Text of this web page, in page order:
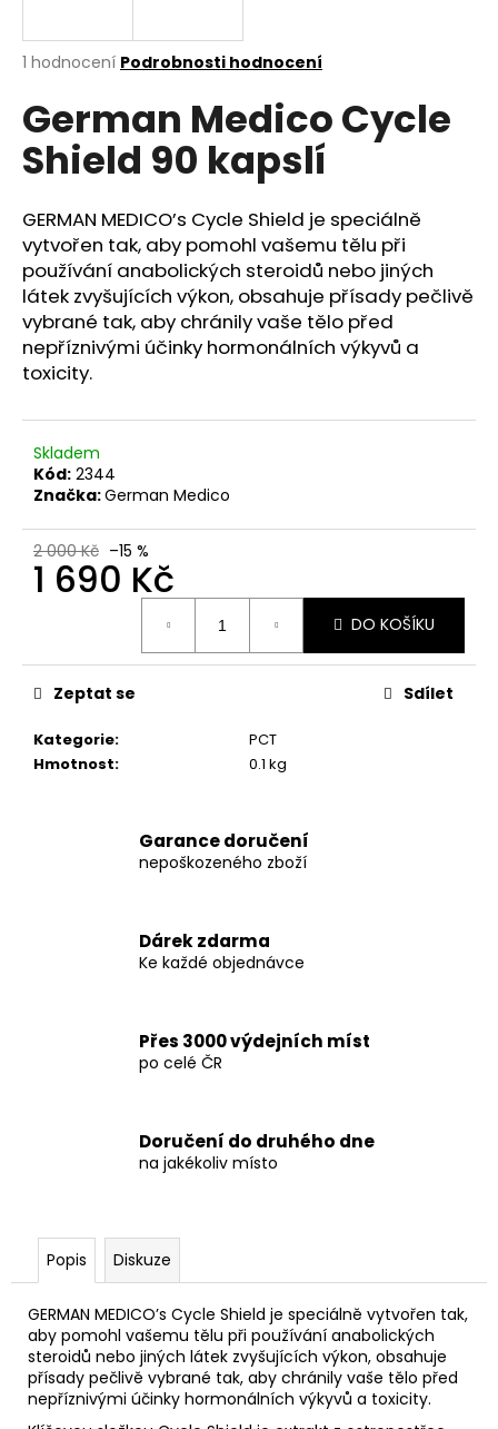
Průměrné
produktu
je
5,0
z
hvězdiček.
1 hodnocení Podrobnosti hodnocení
German Medico Cycle
Shield 90 kapslí
GERMAN MEDICO’s Cycle Shield je speciálně
vytvořen tak, aby pomohl vašemu tělu při
používání anabolických steroidů nebo jiných
látek zvyšujících výkon, obsahuje přísady pečlivě
vybrané tak, aby chránily vaše tělo před
nepříznivými účinky hormonálních výkyvů a
toxicity.
Skladem
Kód: 2344
Značka:German Medico
2 000 Kč –15 %
1 690 Kč
DO KOŠÍKU
Kategorie:
PCT
Hmotnost: 0.1 kg
Zeptat se Sdílet
Garance doručení
nepoškozeného zboží
Dárek zdarma
Ke každé objednávce
Přes 3000 výdejních míst
po celé ČR
Doručení do druhého dne
na jakékoliv místo
Popis Diskuze
GERMAN MEDICO’s Cycle Shield je speciálně vytvořen tak,
aby pomohl vašemu tělu při používání anabolických
steroidů nebo jiných látek zvyšujících výkon, obsahuje
přísady pečlivě vybrané tak, aby chránily vaše tělo před
nepříznivými účinky hormonálních výkyvů a toxicity.
j
t
?
HLEDAT
D
o
o
u
č
u
e
m
GERMAN
MEDICO
90
KAPSLÍ